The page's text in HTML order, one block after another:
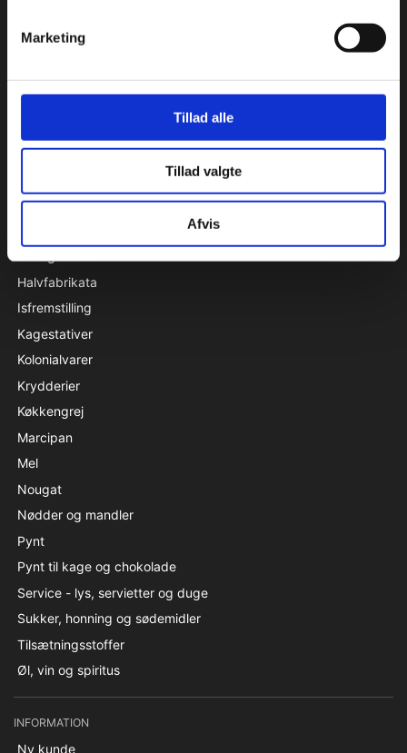
Marketing
Tillad alle
Tillad valgte
Afvis
Chokolade
Emballage & specialproduceret emballage
Farver
Fedtstoffer
Halvfabrikata
Isfremstilling
Kagestativer
Kolonialvarer
Krydderier
Køkkengrej
Marcipan
Mel
Nougat
Nødder og mandler
Pynt
Pynt til kage og chokolade
Service - lys, servietter og duge
Sukker, honning og sødemidler
Tilsætningsstoffer
Øl, vin og spiritus
INFORMATION
Ny kunde